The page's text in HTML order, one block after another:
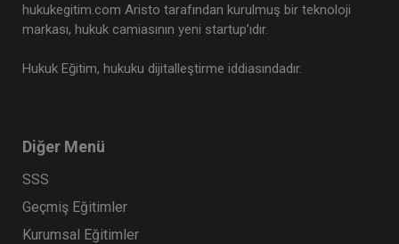
hukukegitim.com Aristo tarafından kurulmuş bir teknoloji
markası, hukuk camiasının yeni startup’ıdır.
Hukuk Eğitim, hukuku dijitalleştirme iddiasındadır.
Diğer Menü
SSS
Geçmiş Eğitimler
Kurumsal Eğitimler